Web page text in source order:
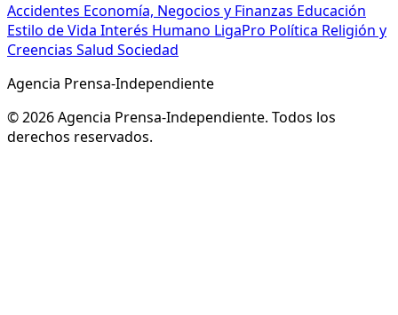
Accidentes Economía, Negocios y Finanzas Educación
Estilo de Vida Interés Humano LigaPro Política Religión y
Creencias Salud Sociedad
Agencia Prensa-Independiente
© 2026 Agencia Prensa-Independiente. Todos los
derechos reservados.